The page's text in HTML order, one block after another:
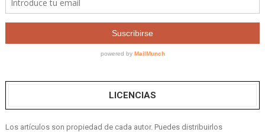
LICENCIAS
Los artículos son propiedad de cada autor. Puedes distribuirlos